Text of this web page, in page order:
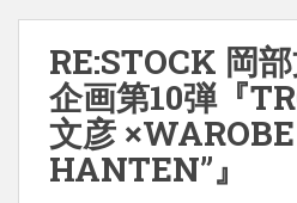
RE:STOCK 岡
企画第10弾『
文彦
HANTEN”』